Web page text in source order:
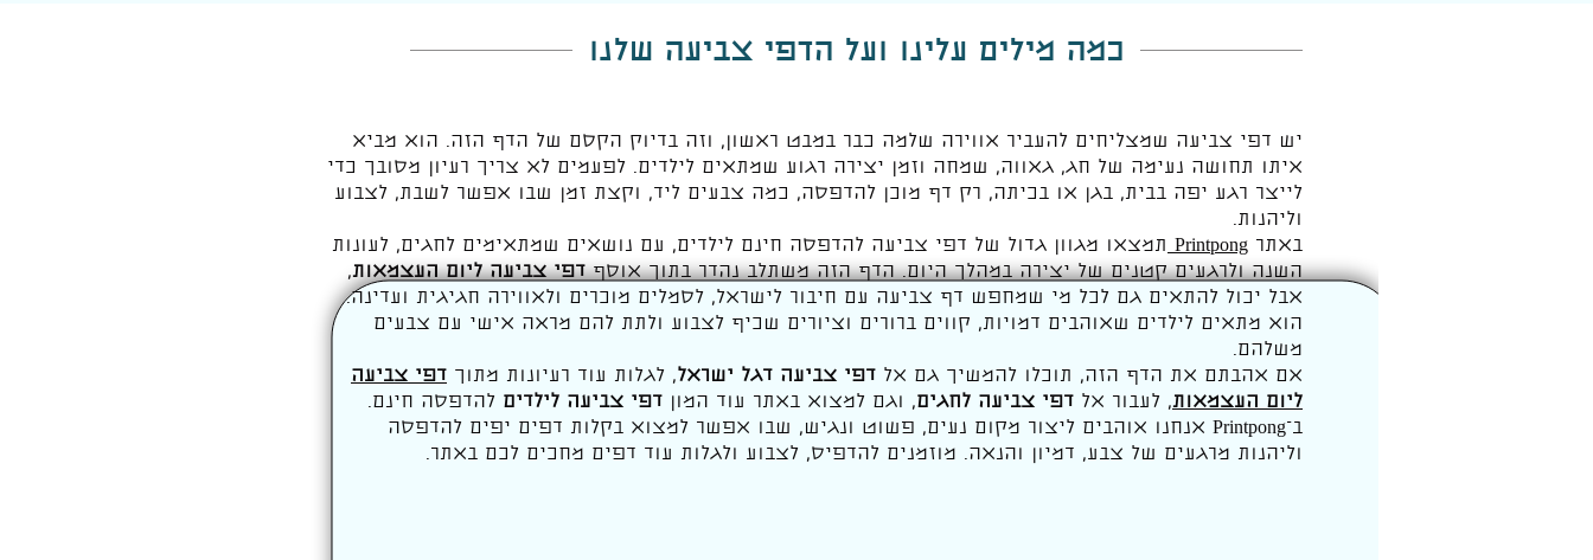
כמה מילים עלינו ועל הדפי צביעה שלנו
יש דפי צביעה שמצליחים להעביר אווירה שלמה כבר במבט ראשון, וזה בדיוק הקסם של הדף הזה. הוא מביא
איתו תחושה נעימה של חג, גאווה, שמחה וזמן יצירה רגוע שמתאים לילדים. לפעמים לא צריך רעיון מסובך כדי
לייצר רגע יפה בבית, בגן או בכיתה, רק דף מוכן להדפסה, כמה צבעים ליד, וקצת זמן שבו אפשר לשבת, לצבוע
וליהנות.
באתר Printpong תמצאו מגוון גדול של דפי צביעה להדפסה חינם לילדים, עם נושאים שמתאימים לחגים, לעונות
השנה ולרגעים קטנים של יצירה במהלך היום. הדף הזה משתלב נהדר בתוך אוסףדפי צביעה ליום העצמאות,
אבל יכול להתאים גם לכל מי שמחפש דף צביעה עם חיבור לישראל, לסמלים מוכרים ולאווירה חגיגית ועדינה.
הוא מתאים לילדים שאוהבים דמויות, קווים ברורים וציורים שכיף לצבוע ולתת להם מראה אישי עם צבעים
משלהם.
אם אהבתם את הדף הזה, תוכלו להמשיך גם אל דפי צביעה דגל ישראל, לגלות עוד רעיונות מתוך דפי צביעה
ליום העצמאות, לעבור אל דפי צביעה לחגים, וגם למצוא באתר עוד המון דפי צביעה לילדים להדפסה חינם.
ב־Printpong אנחנו אוהבים ליצור מקום נעים, פשוט ונגיש, שבו אפשר למצוא בקלות דפים יפים להדפסה
וליהנות מרגעים של צבע, דמיון והנאה. מוזמנים להדפיס, לצבוע ולגלות עוד דפים מחכים לכם באתר.